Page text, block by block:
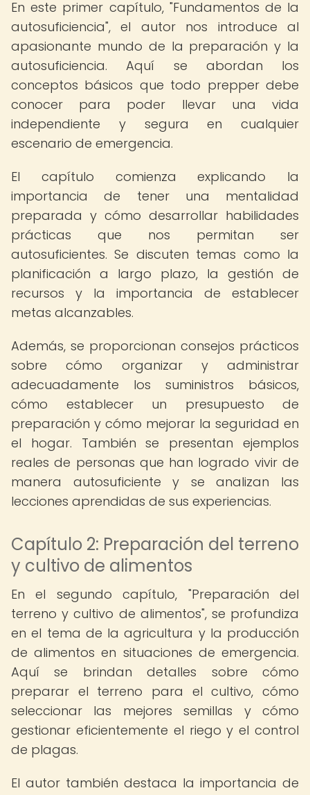
En este primer capítulo, "Fundamentos de la
autosuficiencia", el autor nos introduce al
apasionante mundo de la preparación y la
autosuficiencia. Aquí se abordan los
conceptos básicos que todo prepper debe
conocer para poder llevar una vida
independiente y segura en cualquier
escenario de emergencia.
El capítulo comienza explicando la
importancia de tener una mentalidad
preparada y cómo desarrollar habilidades
prácticas que nos permitan ser
autosuficientes. Se discuten temas como la
planificación a largo plazo, la gestión de
recursos y la importancia de establecer
metas alcanzables.
Además, se proporcionan consejos prácticos
sobre cómo organizar y administrar
adecuadamente los suministros básicos,
cómo establecer un presupuesto de
preparación y cómo mejorar la seguridad en
el hogar. También se presentan ejemplos
reales de personas que han logrado vivir de
manera autosuficiente y se analizan las
lecciones aprendidas de sus experiencias.
Capítulo 2: Preparación del terreno
y cultivo de alimentos
En el segundo capítulo, "Preparación del
terreno y cultivo de alimentos", se profundiza
en el tema de la agricultura y la producción
de alimentos en situaciones de emergencia.
Aquí se brindan detalles sobre cómo
preparar el terreno para el cultivo, cómo
seleccionar las mejores semillas y cómo
gestionar eficientemente el riego y el control
de plagas.
El autor también destaca la importancia de